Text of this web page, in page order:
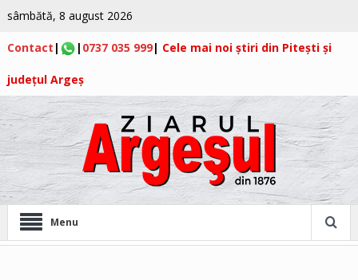
sâmbătă, 8 august 2026
Contact | | 0737 035 999| Cele mai noi știri din Pitești și
județul Argeș
Menu